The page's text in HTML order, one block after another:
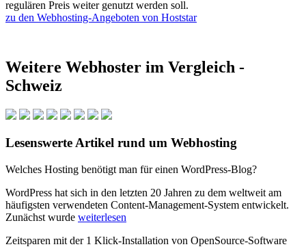
regulären Preis weiter genutzt werden soll.
zu den Webhosting-Angeboten von Hoststar
Weitere Webhoster im Vergleich -
Schweiz
Lesenswerte Artikel rund um Webhosting
Welches Hosting benötigt man für einen WordPress-Blog?
WordPress hat sich in den letzten 20 Jahren zu dem weltweit am
häufigsten verwendeten Content-Management-System entwickelt.
Zunächst wurde weiterlesen
Zeitsparen mit der 1 Klick-Installation von OpenSource-Software